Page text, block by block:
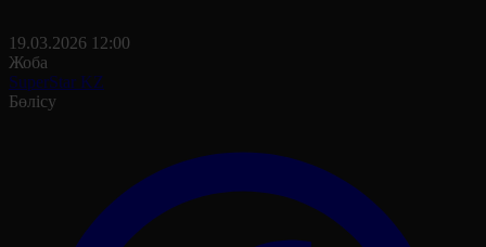
19.03.2026 12:00
Жоба
SuperStar KZ
Бөлісу